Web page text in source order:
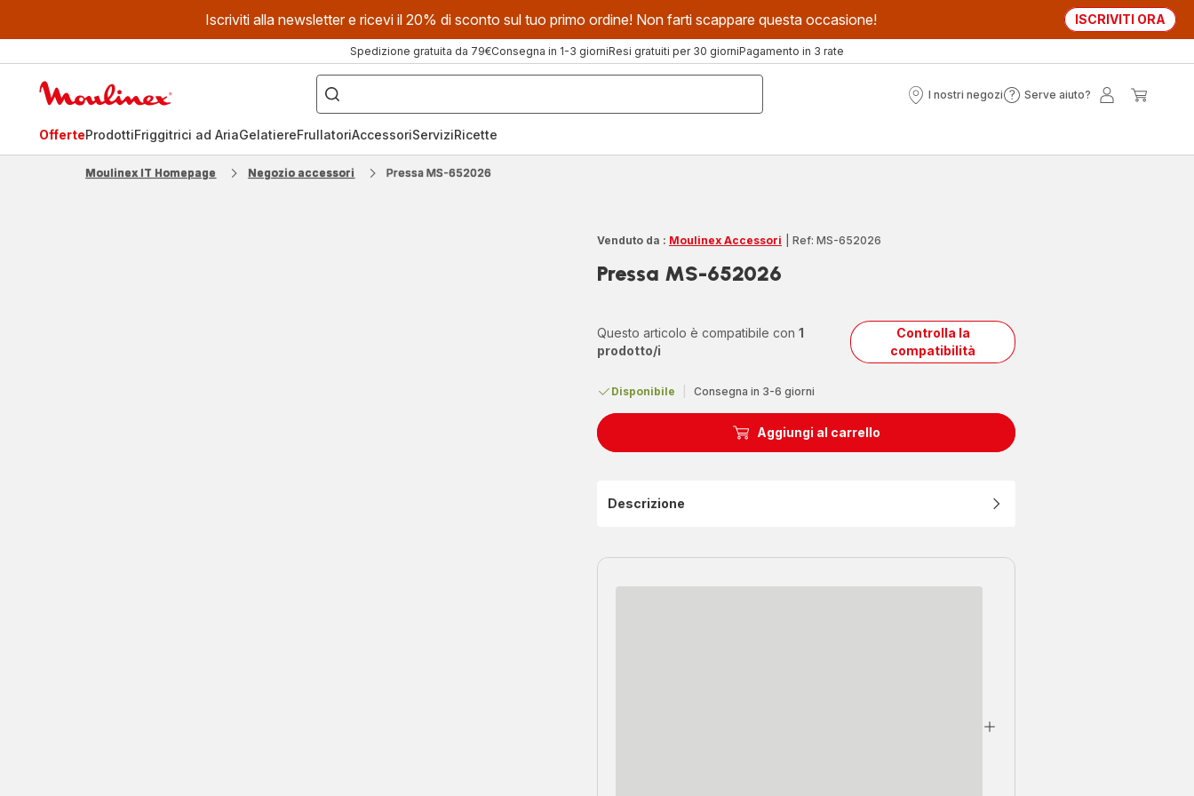
Iscriviti alla newsletter e ricevi il 20% di sconto sul tuo primo ordine! Non farti scappare questa occasione! ISCRIVITI ORA
Spedizione gratuita da 79€Consegna in 1-3 giorniResi gratuiti per 30 giorniPagamento in 3 rate
Cosa
stai
cercando?
I nostri negozi
I
Serve aiuto?
Serve
OfferteProdottiFriggitrici ad AriaGelatiereFrullatoriAccessoriServiziRicette
Moulinex IT Homepage Negozio accessori Pressa MS-652026
Venduto da : Moulinex Accessori Ref: MS-652026
Pressa MS-652026
Questo articolo è compatibile con 1
prodotto/i
Controlla la
compatibilità
Disponibile Consegna in 3-6 giorni
Aggiungi al carrello
Descrizione